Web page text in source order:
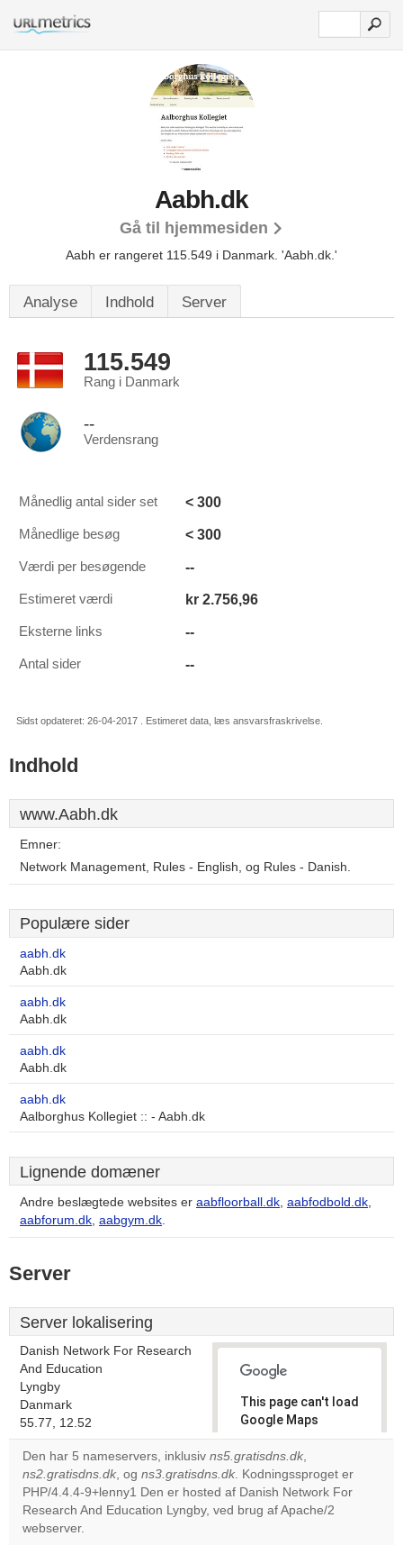
Aabh.dk
Gå til hjemmesiden
Aabh er rangeret 115.549 i Danmark. 'Aabh.dk.'
Analyse Indhold Server
115.549
Rang i Danmark
--
Verdensrang
Månedlig antal sider set < 300
Månedlige besøg < 300
Værdi per besøgende --
Estimeret værdi kr 2.756,96
Eksterne links --
Antal sider --
Sidst opdateret: 26-04-2017 . Estimeret data, læs ansvarsfraskrivelse.
Indhold
www.Aabh.dk
Emner:
Network Management, Rules - English, og Rules - Danish.
Populære sider
aabh.dk
Aabh.dk
aabh.dk
Aabh.dk
aabh.dk
Aabh.dk
aabh.dk
Aalborghus Kollegiet :: - Aabh.dk
Lignende domæner
Andre beslægtede websites er aabfloorball.dk, aabfodbold.dk,
aabforum.dk, aabgym.dk.
Server
Server lokalisering
Danish Network For Research
And Education
Lyngby
Danmark
55.77, 12.52
This page can't load
Google Maps
correctly.
Do you
own this
website?
OK
Den har 5 nameservers, inklusiv ns5.gratisdns.dk,
ns2.gratisdns.dk, og ns3.gratisdns.dk. Kodningssproget er
PHP/4.4.4-9+lenny1 Den er hosted af Danish Network For
Research And Education Lyngby, ved brug af Apache/2
webserver.